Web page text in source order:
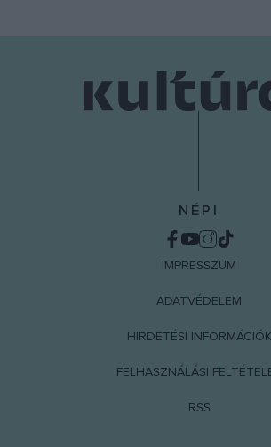
NÉPI
IMPRESSZUM
ADATVÉDELEM
HIRDETÉSI INFORMÁCIÓK
FELHASZNÁLÁSI
RSS